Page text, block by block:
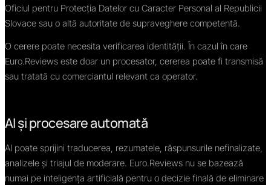
Oficiul pentru Protecția Datelor cu Caracter Personal al Republicii
Slovace sau o altă autoritate de supraveghere competentă.
O cerere poate necesita verificarea identității. În cazul în care
Euro.Reviews este doar un procesator, cererea poate fi transmisă
sau tratată cu comerciantul relevant ca operator.
AI și procesare automată
AI poate sprijini traducerea, rezumatele, răspunsurile nefinalizate,
analizele și triajul de moderare. Euro.Reviews nu se bazează
numai pe inteligența artificială pentru o decizie finală de eliminare